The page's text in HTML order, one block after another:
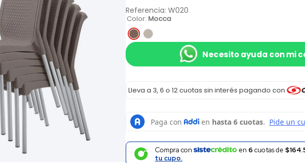
Referencia: W020
Color: Mocca
Necesito ayuda con mi
Lleva a 3, 6 o 12 cuotas sin interés pagando con
Compra con en 6 cuotas de
tu cupo.